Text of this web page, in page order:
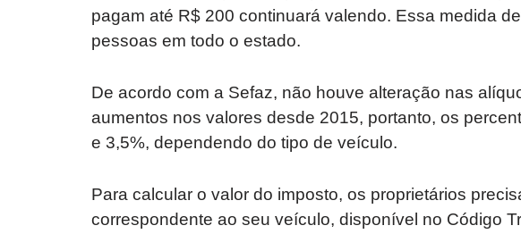
pagam até R$ 200 continuará valendo. Essa medida
pessoas em todo o estado.
De acordo com a Sefaz, não houve alteração nas
aumentos nos valores desde 2015, portanto, os
e 3,5%, dependendo do tipo de veículo.
Para calcular o valor do imposto, os proprietários
correspondente ao seu veículo, disponível no Código